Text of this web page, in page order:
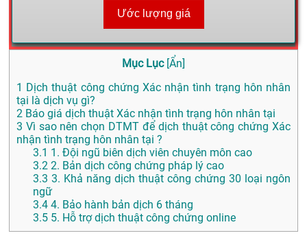
Ước lượng giá
Mục Lục [Ẩn]
1 Dịch thuật công chứng Xác nhận tình trạng hôn nhân
tại là dịch vụ gì?
2 Báo giá dịch thuật Xác nhận tình trạng hôn nhân tại
3 Vì sao nên chọn DTMT để dịch thuật công chứng Xác
nhận tình trạng hôn nhân tại ?
3.1 1. Đội ngũ biên dịch viên chuyên môn cao
3.2 2. Bản dịch công chứng pháp lý cao
3.3 3. Khả năng dịch thuật công chứng 30 loại ngôn
ngữ
3.4 4. Bảo hành bản dịch 6 tháng
3.5 5. Hỗ trợ dịch thuật công chứng online